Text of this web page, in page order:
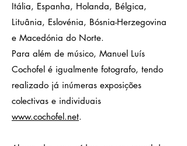
Itália, Espanha, Holanda, Bélgica,
Lituânia, Eslovénia, Bósnia-Herzegovina
e Macedónia do Norte.
Para além de músico, Manuel Luís
Cochofel é igualmente fotografo, tendo
realizado já inúmeras exposições
colectivas e individuais
www.cochofel.net.